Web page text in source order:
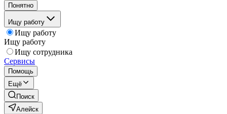
Понятно
Ищу работу
Ищу работу
Ищу работу
Ищу сотрудника
Сервисы
Помощь
Ещё
Поиск
Алейск